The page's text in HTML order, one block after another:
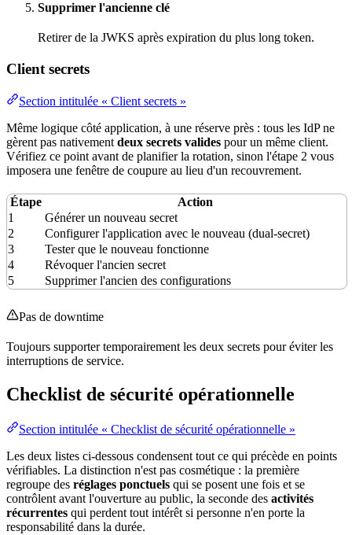
Supprimer l'ancienne clé
Retirer de la JWKS après expiration du plus long token.
Client secrets
Section intitulée « Client secrets »
Même logique côté application, à une réserve près : tous les IdP ne
gèrent pas nativement deux secrets valides pour un même client.
Vérifiez ce point avant de planifier la rotation, sinon l'étape 2 vous
imposera une fenêtre de coupure au lieu d'un recouvrement.
Étape
Action
1
Générer un nouveau secret
2
Configurer l'application avec le nouveau (dual-secret)
3
Tester que le nouveau fonctionne
4
Révoquer l'ancien secret
5
Supprimer l'ancien des configurations
Pas de downtime
Toujours supporter temporairement les deux secrets pour éviter les
interruptions de service.
Checklist de sécurité opérationnelle
Section intitulée « Checklist de sécurité opérationnelle »
Les deux listes ci-dessous condensent tout ce qui précède en points
vérifiables. La distinction n'est pas cosmétique : la première
regroupe des réglages ponctuels qui se posent une fois et se
contrôlent avant l'ouverture au public, la seconde des activités
récurrentes qui perdent tout intérêt si personne n'en porte la
responsabilité dans la durée.